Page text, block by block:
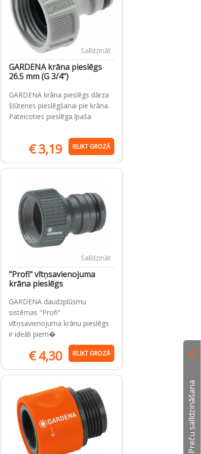
Preču salīdzināšana
Salīdzināt
GARDENA krāna pieslēgs
26.5 mm (G 3/4")
GARDENA krāna pieslēgs dārza
šļūtenes pieslēgšanai pie krāna.
Pateicoties pieslēga īpaša
€3,19 IELIKT GROZĀ
Salīdzināt
"Profi" vītņsavienojuma
krāna pieslēgs
GARDENA daudzplūsmu
sistēmas "Profi"
vītņsavienojuma krānu pieslēgs
ir ideāli piem�
€4,30 IELIKT GROZĀ